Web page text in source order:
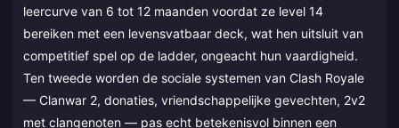
leercurve van 6 tot 12 maanden voordat ze level 14
bereiken met een levensvatbaar deck, wat hen uitsluit van
competitief spel op de ladder, ongeacht hun vaardigheid.
Ten tweede worden de sociale systemen van Clash Royale
— Clanwar 2, donaties, vriendschappelijke gevechten, 2v2
met clangenoten — pas echt betekenisvol binnen een